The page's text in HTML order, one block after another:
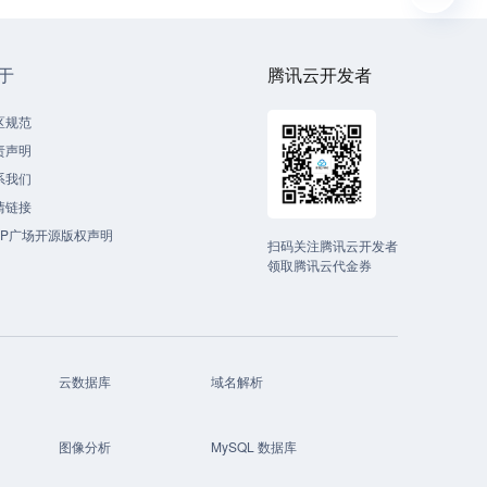
规范
声明
我们
链接
广场开源版权声明
腾讯云开发者
扫码关注腾讯云开发者
领取腾讯云代金券
云数据库 域名解析
图像分析 MySQL 数据库